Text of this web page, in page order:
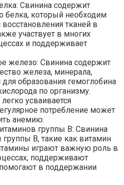
Свинина содержит
белка, который необходим
восстановления тканей в
участвует в многих
и поддерживает
железо: Свинина содержит
железа, минерала,
образования гемоглобина
по организму.
усваивается
потребление может
анемию.
группы B: Свинина
B, такие как витамин
играют важную роль в
поддерживают
в поддержании